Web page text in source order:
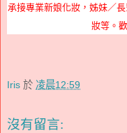
承接專業新娘化妝，姊妹／
妝等。
Iris 於 凌晨12:59
沒有留言: